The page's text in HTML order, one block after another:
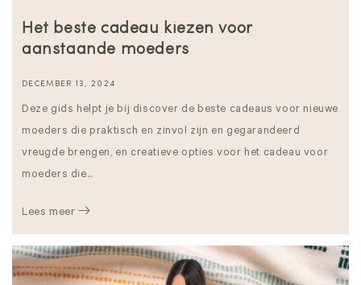
Het beste cadeau kiezen voor
aanstaande moeders
DECEMBER 13, 2024
Deze gids helpt je bij discover de beste cadeaus voor nieuwe
moeders die praktisch en zinvol zijn en gegarandeerd
vreugde brengen, en creatieve opties voor het cadeau voor
moeders die...
Lees meer